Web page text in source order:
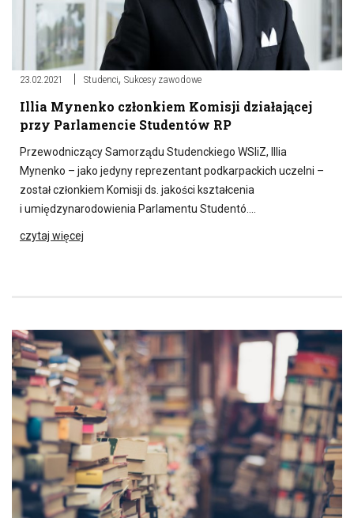
23.02.2021 Studenci, Sukcesy zawodowe
Illia Mynenko członkiem Komisji działającej
przy Parlamencie Studentów RP
Przewodniczący Samorządu Studenckiego WSIiZ, Illia
Mynenko – jako jedyny reprezentant podkarpackich uczelni –
został członkiem Komisji ds. jakości kształcenia
i umiędzynarodowienia Parlamentu Studentó….
czytaj więcej